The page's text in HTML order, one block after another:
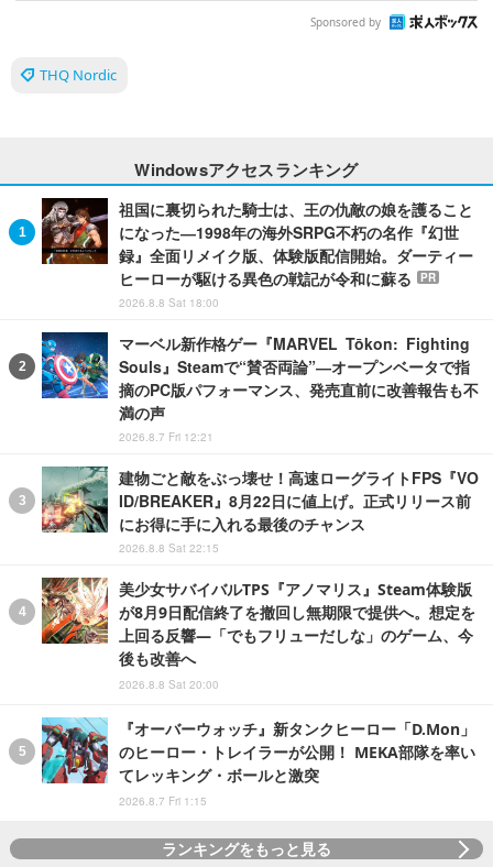
Sponsored by
THQ Nordic
Windowsアクセスランキング
祖国に裏切られた騎士は、王の仇敵の娘を護ること
になった―1998年の海外SRPG不朽の名作『幻世
録』全面リメイク版、体験版配信開始。ダーティー
ヒーローが駆ける異色の戦記が令和に蘇る
PR
2026.8.8 Sat 18:00
マーベル新作格ゲー『MARVEL Tōkon: Fighting
Souls』Steamで“賛否両論”―オープンベータで指
摘のPC版パフォーマンス、発売直前に改善報告も不
満の声
2026.8.7 Fri 12:21
建物ごと敵をぶっ壊せ！高速ローグライトFPS『VO
ID/BREAKER』8月22日に値上げ。正式リリース前
にお得に手に入れる最後のチャンス
2026.8.8 Sat 22:15
美少女サバイバルTPS『アノマリス』Steam体験版
が8月9日配信終了を撤回し無期限で提供へ。想定を
上回る反響―「でもフリューだしな」のゲーム、今
後も改善へ
2026.8.8 Sat 20:00
『オーバーウォッチ』新タンクヒーロー「D.Mon」
のヒーロー・トレイラーが公開！ MEKA部隊を率い
てレッキング・ボールと激突
2026.8.7 Fri 1:15
ランキングをもっと見る